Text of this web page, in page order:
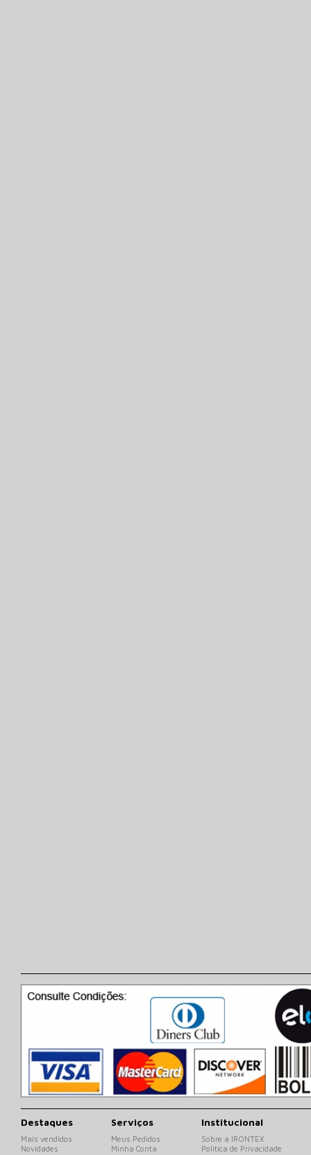
Destaques
Mais vendidos
Novidades
Serviços
Meus Pedidos
Minha Conta
Institucional
Sobre a IRONTEX
Politica de Privacidade